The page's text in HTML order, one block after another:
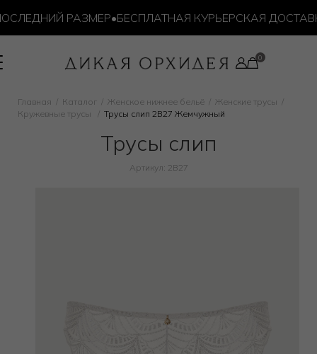
РАЗМЕР•БЕСПЛАТНАЯ КУРЬЕРСКАЯ ДОСТАВКА
Главная Каталог Женское нижнее бельё
Женские трусы
Кружевные трусы
Трусы слип 2B27 Жемчужный
Трусы слип
Артикул: 2B27